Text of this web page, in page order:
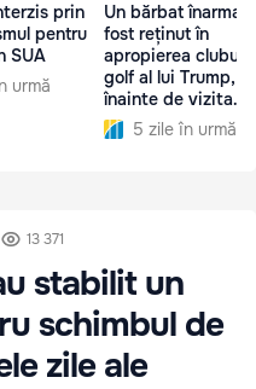
prin
pentru
SUA
urmă
Un bărbat înarmat
fost reținut în
apropierea
golf al lui Trump,
înainte de vizita
președintelui
5 zile în urmă
13 371
stabilit un
schimbul de
zile ale